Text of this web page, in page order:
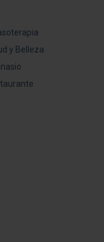
y Belleza